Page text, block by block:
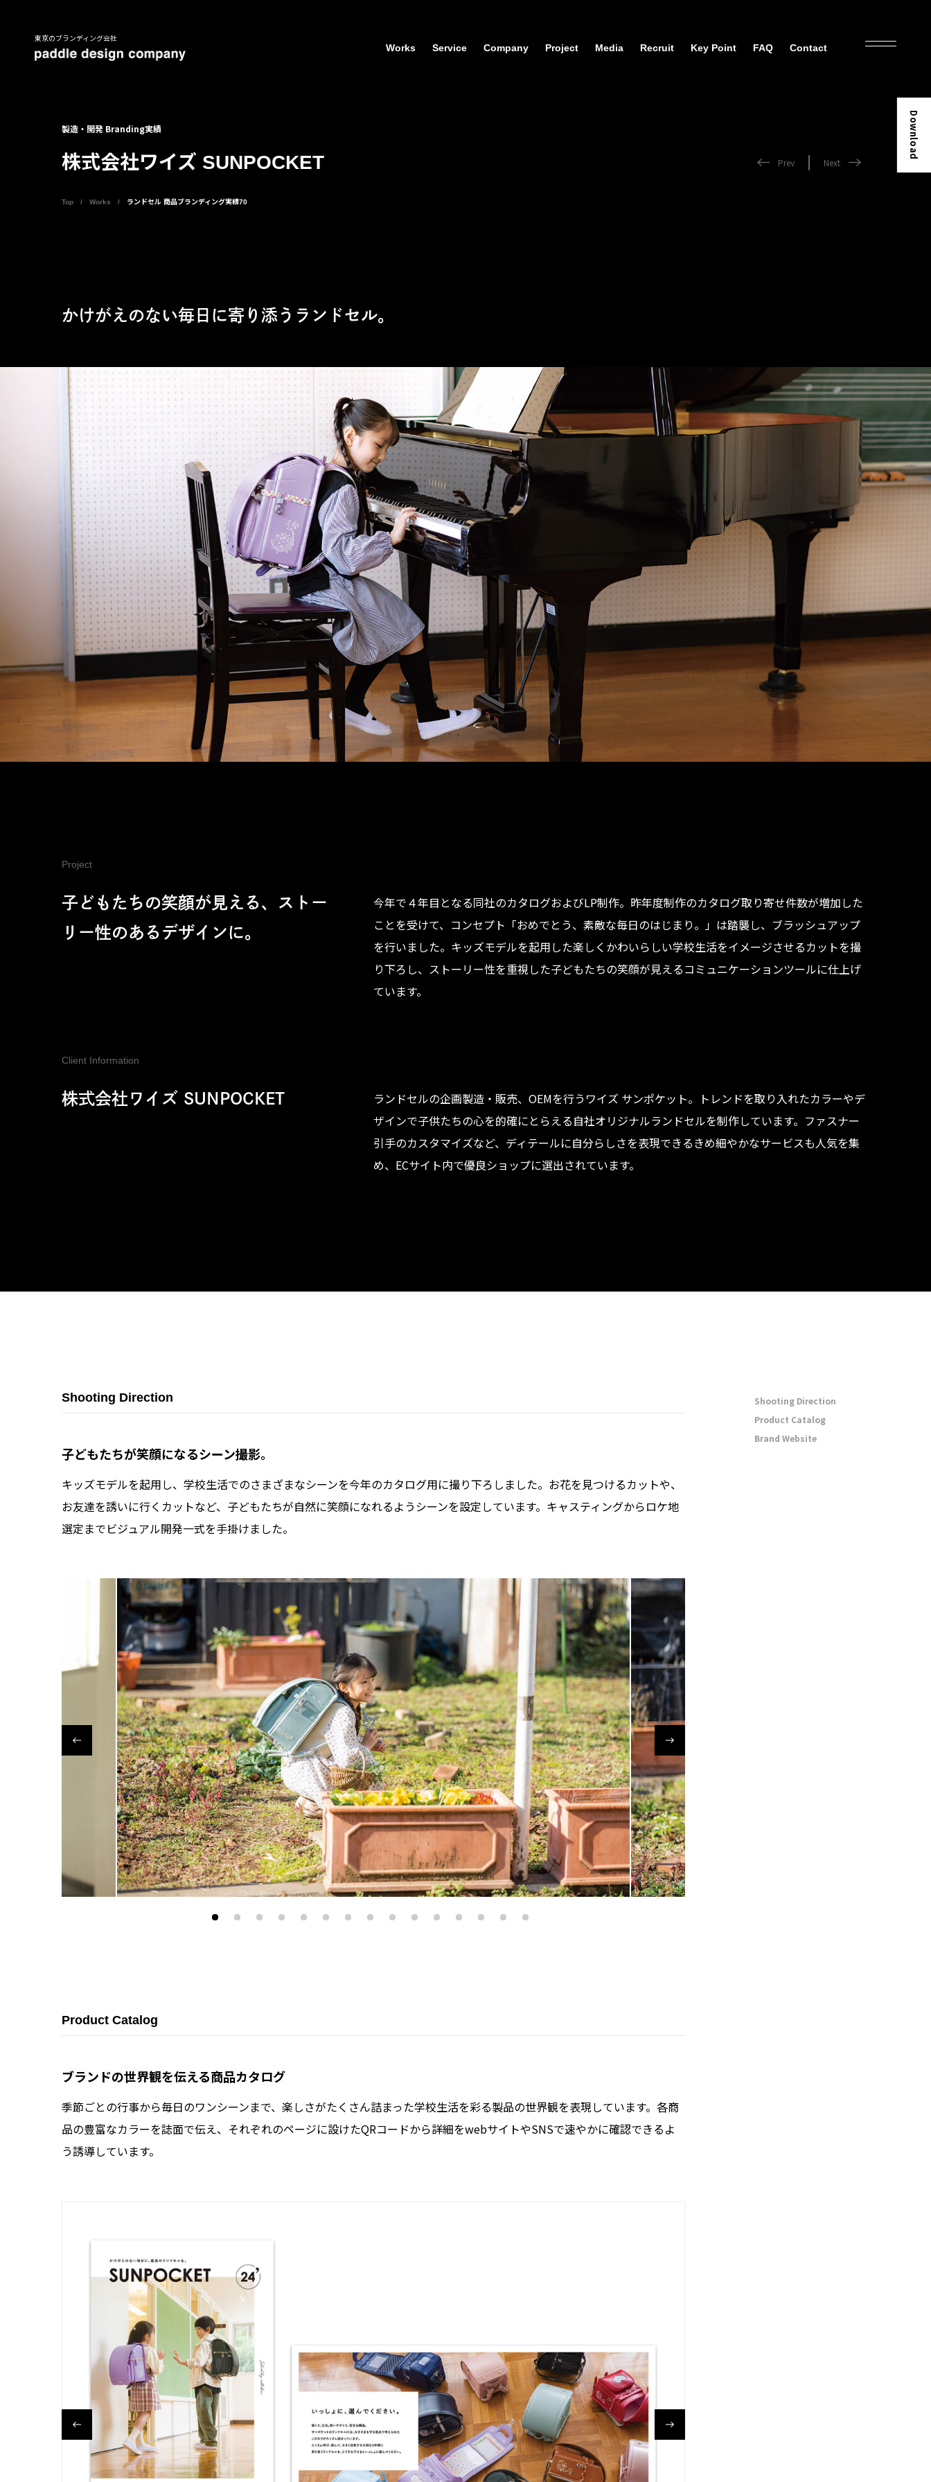
東京のブランディング会社
Works Service Company Project Media Recruit Key Point FAQ Contact
Download
製造・開発 Branding実績
株式会社ワイズ SUNPOCKET Prev Next
Top Works ランドセル 商品ブランディング実績70
かけがえのない毎日に寄り添うランドセル。
Project
子どもたちの笑顔が見える、ストー
リー性のあるデザインに。
今年で４年目となる同社のカタログおよびLP制作。昨年度制作のカタログ取り寄せ件数が増加した
ことを受けて、コンセプト「おめでとう、素敵な毎日のはじまり。」は踏襲し、ブラッシュアップ
を行いました。キッズモデルを起用した楽しくかわいらしい学校生活をイメージさせるカットを撮
り下ろし、ストーリー性を重視した子どもたちの笑顔が見えるコミュニケーションツールに仕上げ
ています。
Client Information
株式会社ワイズ SUNPOCKET
ランドセルの企画製造・販売、OEMを行うワイズ サンポケット。トレンドを取り入れたカラーやデ
ザインで子供たちの心を的確にとらえる自社オリジナルランドセルを制作しています。ファスナー
引手のカスタマイズなど、ディテールに自分らしさを表現できるきめ細やかなサービスも人気を集
め、ECサイト内で優良ショップに選出されています。
Shooting Direction
子どもたちが笑顔になるシーン撮影。
キッズモデルを起用し、学校生活でのさまざまなシーンを今年のカタログ用に撮り下ろしました。お花を見つけるカットや、
お友達を誘いに行くカットなど、子どもたちが自然に笑顔になれるようシーンを設定しています。キャスティングからロケ地
選定までビジュアル開発一式を手掛けました。
Product Catalog
ブランドの世界観を伝える商品カタログ
季節ごとの行事から毎日のワンシーンまで、楽しさがたくさん詰まった学校生活を彩る製品の世界観を表現しています。各商
品の豊富なカラーを誌面で伝え、それぞれのページに設けたQRコードから詳細をwebサイトやSNSで速やかに確認できるよ
う誘導しています。
Shooting Direction
Product Catalog
Brand Website